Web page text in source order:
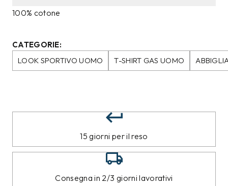
100% cotone
CATEGORIE:
LOOK SPORTIVO UOMO
T-SHIRT GAS UOMO
15 giorni per il reso
Consegna in 2/3 giorni lavorativi